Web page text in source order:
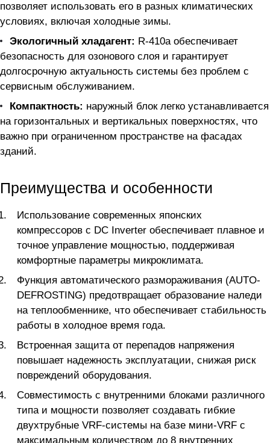
позволяет использовать его в разных климатических
условиях, включая холодные зимы.
Экологичный хладагент: R-410a обеспечивает
безопасность для озонового слоя и гарантирует
долгосрочную актуальность системы без проблем с
сервисным обслуживанием.
Компактность: наружный блок легко устанавливается
на горизонтальных и вертикальных поверхностях, что
важно при ограниченном пространстве на фасадах
зданий.
Преимущества и особенности
Использование современных японских
компрессоров с DC Inverter обеспечивает плавное и
точное управление мощностью, поддерживая
комфортные параметры микроклимата.
Функция автоматического размораживания (AUTO-
DEFROSTING) предотвращает образование наледи
на теплообменнике, что обеспечивает стабильность
работы в холодное время года.
Встроенная защита от перепадов напряжения
повышает надежность эксплуатации, снижая риск
повреждений оборудования.
Совместимость с внутренними блоками различного
типа и мощности позволяет создавать гибкие
двухтрубные VRF-системы на базе мини-VRF с
максимальным количеством до 8 внутренних